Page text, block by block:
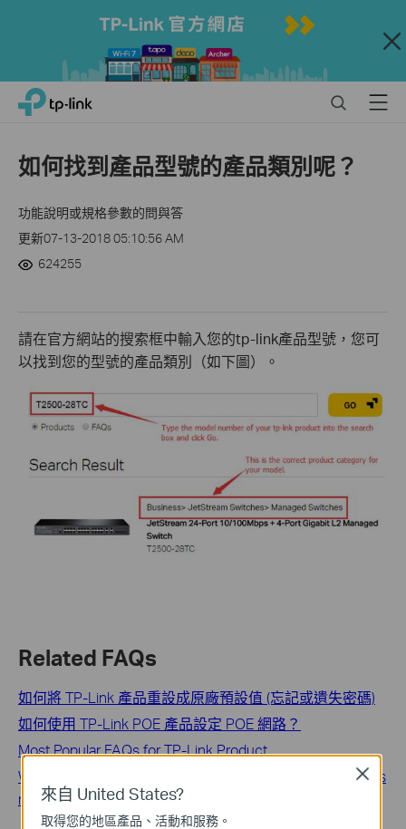
Close
Click
navigation
TP-Link, Reliably Smart SearchMenu
如何找到產品型號的產品類別呢？
功能說明或規格參數的問與答
更新07-13-2018 05:10:56 AM
624255
請在官方網站的搜索框中輸入您的tp-link產品型號，您可
以找到您的型號的產品類別（如下圖）。
Related FAQs
如何將 TP-Link 產品重設成原廠預設值 (忘記或遺失密碼)
如何使用 TP-Link POE 產品設定 POE 網路？
Most Popular FAQs for TP-Link Product
What can I do if my client can’t roam between my wireless
router and TP-Link AP & Range Extender product?
來自 United States?
取得您的地區產品、活動和服務。
Close